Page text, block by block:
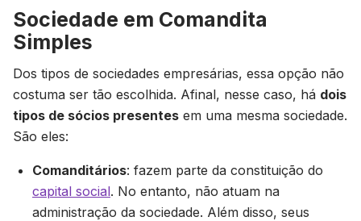
Sociedade em Comandita
Simples
Dos tipos de sociedades empresárias, essa opção não
costuma ser tão escolhida. Afinal, nesse caso, há dois
tipos de sócios presentes em uma mesma sociedade.
São eles:
Comanditários: fazem parte da constituição do
capital social. No entanto, não atuam na
administração da sociedade. Além disso, seus